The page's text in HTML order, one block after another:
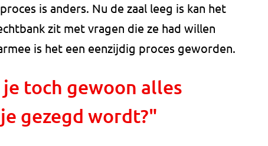
is anders. Nu de zaal leeg is kan het
zit met vragen die ze had willen
is het een eenzijdig proces geworden.
toch gewoon alles
gezegd wordt?"